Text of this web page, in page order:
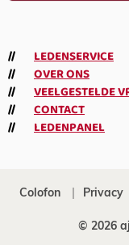
LEDENSERVICE
OVER ONS
VEELGESTELDE
CONTACT
LEDENPANEL
Colofon Privacy
© 2026